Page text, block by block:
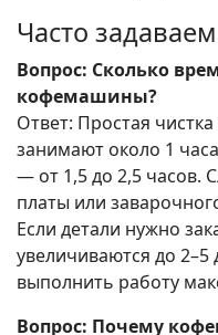
Часто
Вопрос: Сколько
кофемашины?
Ответ: Простая
занимают около 1
— от 1,5 до 2,5 часов.
платы или
Если детали нужно
увеличиваются до
выполнить работу
Вопрос: Почему